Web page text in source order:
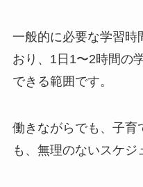
一般的に必要な学習時
おり、1日1〜2時間の
できる範囲です。
働きながらでも、子育
も、無理のないスケジ